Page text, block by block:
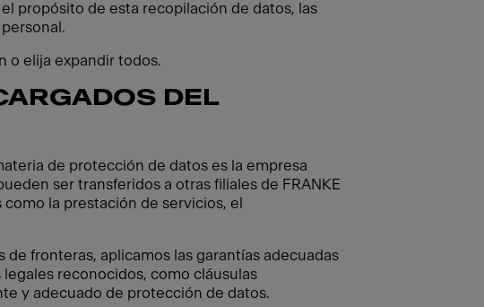
propósito de esta recopilación de datos, las
o elija expandir todos.
DEL
de protección de datos es la empresa
ser transferidos a otras filiales de FRANKE
la prestación de servicios, el
fronteras, aplicamos las garantías adecuadas
reconocidos, como cláusulas
y adecuado de protección de datos.